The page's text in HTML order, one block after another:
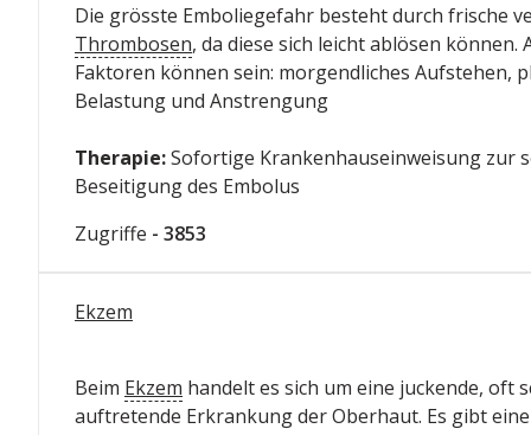
Die grösste Emboliegefahr besteht durch frische
Thrombosen, da diese sich leicht ablösen können.
Faktoren können sein: morgendliches Aufstehen,
Belastung und Anstrengung
Therapie:Sofortige Krankenhauseinweisung zur
Beseitigung des Embolus
Zugriffe - 3853
Ekzem
Beim Ekzem handelt es sich um eine juckende, oft
auftretende Erkrankung der Oberhaut. Es gibt